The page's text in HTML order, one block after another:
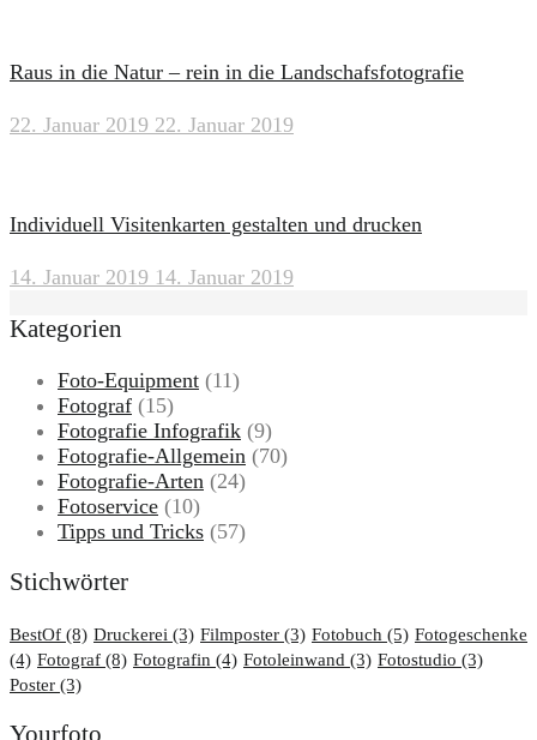
Raus in die Natur – rein in die Landschafsfotografie
22. Januar 2019 22. Januar 2019
Individuell Visitenkarten gestalten und drucken
14. Januar 2019 14. Januar 2019
Kategorien
Foto-Equipment (11)
Fotograf (15)
Fotografie Infografik (9)
Fotografie-Allgemein (70)
Fotografie-Arten (24)
Fotoservice (10)
Tipps und Tricks (57)
Stichwörter
BestOf (8) Druckerei (3) Filmposter (3) Fotobuch (5) Fotogeschenke
(4) Fotograf (8) Fotografin (4) Fotoleinwand (3) Fotostudio (3)
Poster (3)
Yourfoto